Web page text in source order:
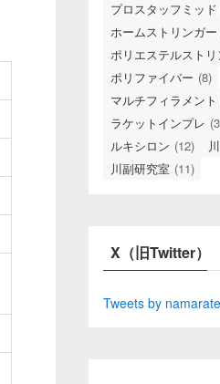
プロスタッフミッド
ホームストリンガー
ポリエステルスト
ポリファイバー (8)
マルチフィラメント
ラケットインプレ
ルキシロン (12)
川副研究室 (11)
X（旧Twitter）
Tweets by